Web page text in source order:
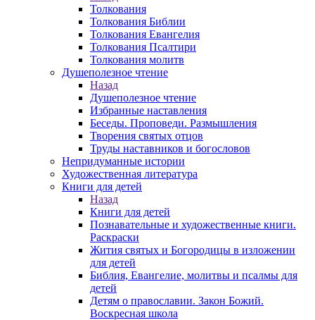
Толкования
Толкования Библии
Толкования Евангелия
Толкования Псалтири
Толкования молитв
Душеполезное чтение
Назад
Душеполезное чтение
Избранные наставления
Беседы. Проповеди. Размышления
Творения святых отцов
Труды наставников и богословов
Непридуманные истории
Художественная литература
Книги для детей
Назад
Книги для детей
Познавательные и художественные книги.
Раскраски
Жития святых и Богородицы в изложении
для детей
Библия, Евангелие, молитвы и псалмы для
детей
Детям о православии. Закон Божий.
Воскресная школа